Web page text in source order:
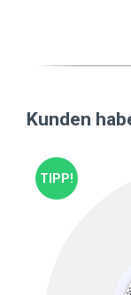
Kunden
TIPP!